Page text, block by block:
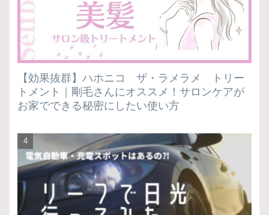
【効果抜群】ハホニコ ザ・ラメラメ トリー
トメント｜剛毛さんにオススメ！サロンケアが
お家でできる秘密にしたい使い方